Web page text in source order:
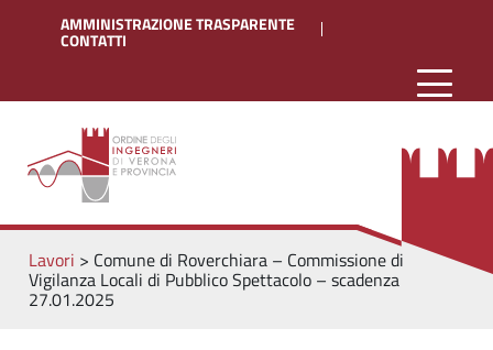
AMMINISTRAZIONE TRASPARENTE
CONTATTI
Lavori > Comune di Roverchiara – Commissione di
Vigilanza Locali di Pubblico Spettacolo – scadenza
27.01.2025